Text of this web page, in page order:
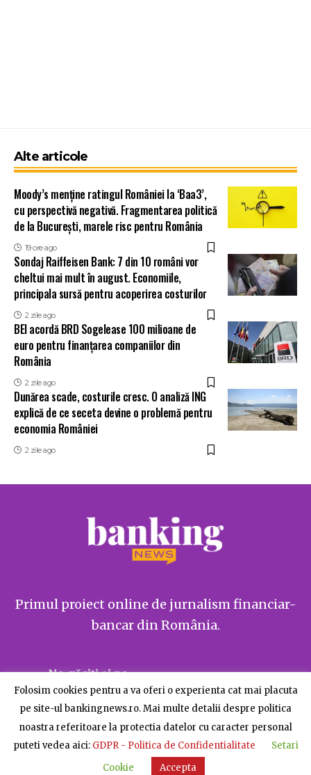
Alte articole
Moody’s menține ratingul României la ‘Baa3’,
cu perspectivă negativă. Fragmentarea politică
de la București, marele risc pentru România
19 ore ago
Sondaj Raiffeisen Bank: 7 din 10 români vor
cheltui mai mult în august. Economiile,
principala sursă pentru acoperirea costurilor
2 zile ago
BEI acordă BRD Sogelease 100 milioane de
euro pentru finanțarea companiilor din
România
2 zile ago
Dunărea scade, costurile cresc. O analiză ING
explică de ce seceta devine o problemă pentru
economia României
2 zile ago
Primul proiect online de jurnalism financiar-
bancar din România.
Ne găsiți și pe
Despre BankingNews Contact Publicitate
Folosim cookies pentru a va oferi o experienta cat mai placuta
pe site-ul bankingnews.ro. Mai multe detalii despre politica
noastra referitoare la protectia datelor cu caracter personal
puteti vedea aici: GDPR - Politica de Confidentialitate
Setari
Cookie
Accepta